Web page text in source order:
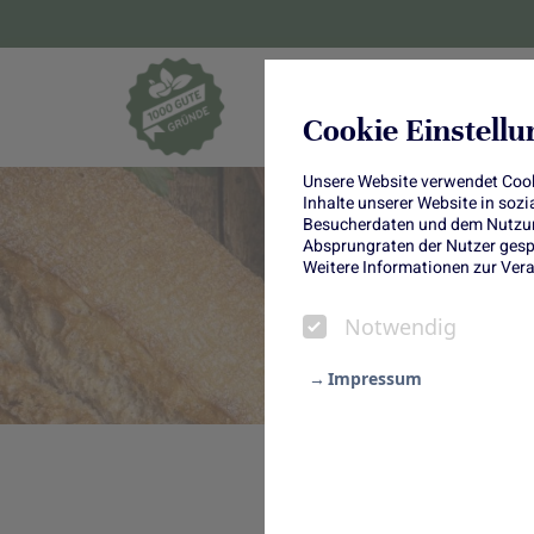
Cookie
Unsere Website verwendet
Inhalte unserer Website in
Besucherdaten und dem
Absprungraten der Nutzer
Weitere Informationen zur
Notwendig
Impressum